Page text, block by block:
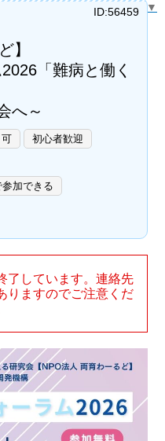
Select Language ▼
】
「難病と働く
へ～
初心者歓迎
加できる
ID:56459
了しています。連絡先
りますのでご注意くだ